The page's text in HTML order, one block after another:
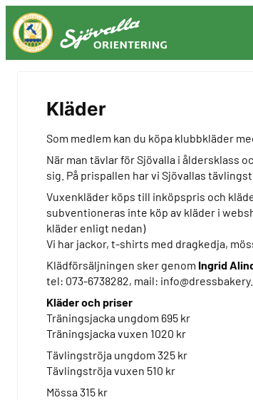
Hoppa
till
innehåll
Kläder
Som medlem kan du köpa klubbkläder
När man tävlar för Sjövalla i åldersklass
sig. På prispallen har vi Sjövallas
Vuxenkläder köps till inköpspris och
subventioneras inte köp av kläder i
kläder enligt nedan)
Vi har jackor, t-shirts med dragkedja,
Klädförsäljningen sker genom Ingrid
tel: 073-6738282, mail:
Kläder och priser
Träningsjacka ungdom 695 kr
Träningsjacka vuxen 1020 kr
Tävlingströja ungdom 325 kr
Tävlingströja vuxen 510 kr
Mössa 315 kr